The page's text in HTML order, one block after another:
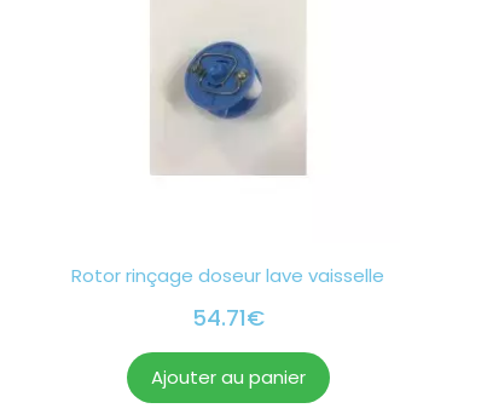
Rotor rinçage doseur lave vaisselle
54.71€
Ajouter au panier